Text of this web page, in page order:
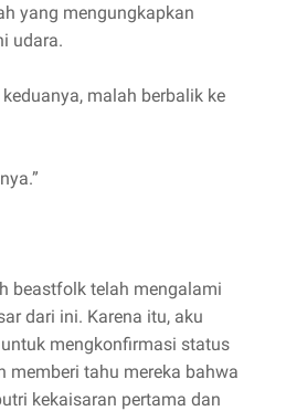
yang mengungkapkan
udara.
malah berbalik ke
beastfolk telah mengalami
dari ini. Karena itu, aku
mengkonfirmasi status
memberi tahu mereka bahwa
kekaisaran pertama dan